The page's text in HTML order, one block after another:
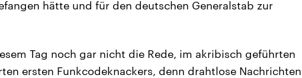
hätte und für den deutschen Generalstab zur
Tag noch gar nicht die Rede, im akribisch geführten
ersten Funkcodeknackers, denn drahtlose Nachrichten